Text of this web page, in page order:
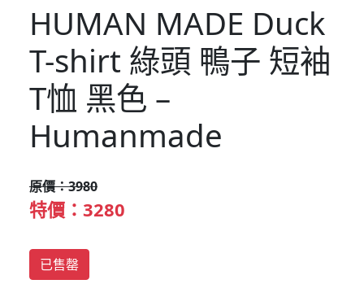
HUMAN MADE Duck
T-shirt 綠頭 鴨子 短袖
T恤 黑色 –
Humanmade
原價：3980
特價：3280
已售罄